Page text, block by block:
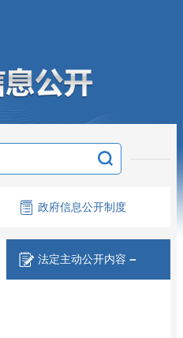
政府信息公开制度
法定主动公开内容 －